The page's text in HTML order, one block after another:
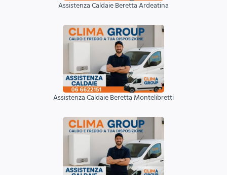
Assistenza Caldaie Beretta Ardeatina
Assistenza Caldaie Beretta Montelibretti